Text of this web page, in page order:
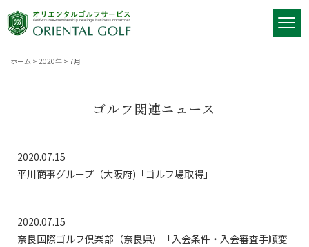
ホーム > 2020年 > 7月
ゴルフ関連ニュース
2020.07.15
平川商事グループ（大阪府)「ゴルフ場取得」
2020.07.15
奈良国際ゴルフ倶楽部（奈良県）「入会条件・入会審査手順変